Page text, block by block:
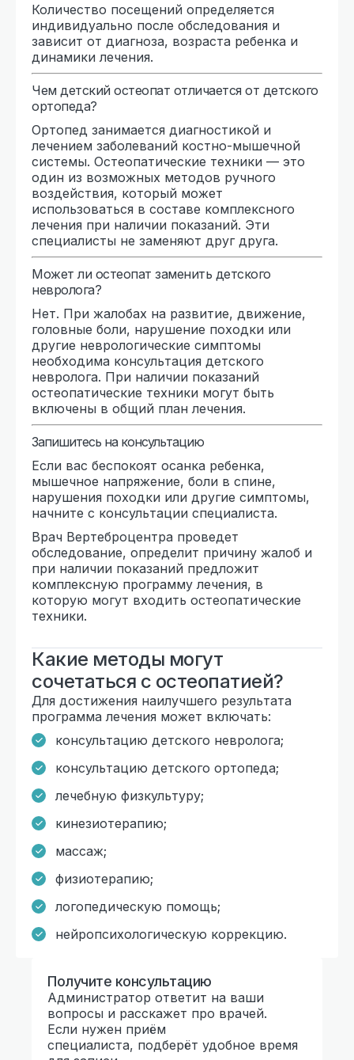
Количество посещений определяется
индивидуально после обследования и
зависит от диагноза, возраста ребенка и
динамики лечения.
Чем детский остеопат отличается от детского
ортопеда?
Ортопед занимается диагностикой и
лечением заболеваний костно-мышечной
системы. Остеопатические техники — это
один из возможных методов ручного
воздействия, который может
использоваться в составе комплексного
лечения при наличии показаний. Эти
специалисты не заменяют друг друга.
Может ли остеопат заменить детского
невролога?
Нет. При жалобах на развитие, движение,
головные боли, нарушение походки или
другие неврологические симптомы
необходима консультация детского
невролога. При наличии показаний
остеопатические техники могут быть
включены в общий план лечения.
Запишитесь на консультацию
Если вас беспокоят осанка ребенка,
мышечное напряжение, боли в спине,
нарушения походки или другие симптомы,
начните с консультации специалиста.
Врач Вертеброцентра проведет
обследование, определит причину жалоб и
при наличии показаний предложит
комплексную программу лечения, в
которую могут входить остеопатические
техники.
Какие методы могут
сочетаться с остеопатией?
Для достижения наилучшего результата
программа лечения может включать:
консультацию детского невролога;
консультацию детского ортопеда;
лечебную физкультуру;
кинезиотерапию;
массаж;
физиотерапию;
логопедическую помощь;
нейропсихологическую коррекцию.
Получите консультацию
Администратор ответит на ваши
вопросы и расскажет про врачей.
Если нужен приём
специалиста, подберёт удобное время